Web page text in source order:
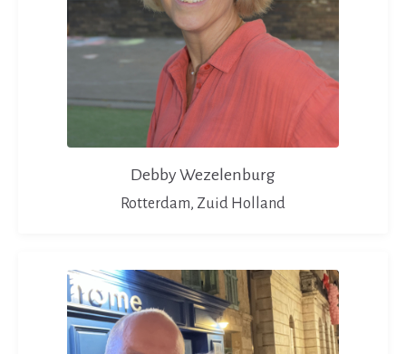
Debby Wezelenburg
Rotterdam, Zuid Holland